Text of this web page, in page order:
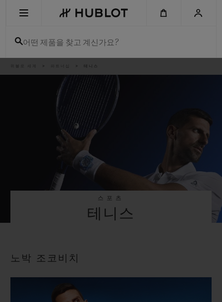
어떤 제품을 찾고 계신가요?
테니스
스포츠
테니스
노박 조코비치
최근 검색이 없습니다
익스클루시브 서비스